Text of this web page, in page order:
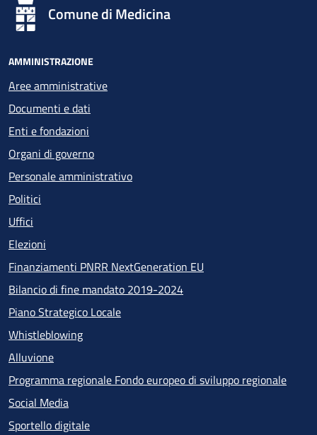
Comune di Medicina
AMMINISTRAZIONE
Aree amministrative
Documenti e dati
Enti e fondazioni
Organi di governo
Personale amministrativo
Politici
Uffici
Elezioni
Finanziamenti PNRR NextGeneration EU
Bilancio di fine mandato 2019-2024
Piano Strategico Locale
Whistleblowing
Alluvione
Programma regionale Fondo europeo di sviluppo regionale
Social Media
Sportello digitale